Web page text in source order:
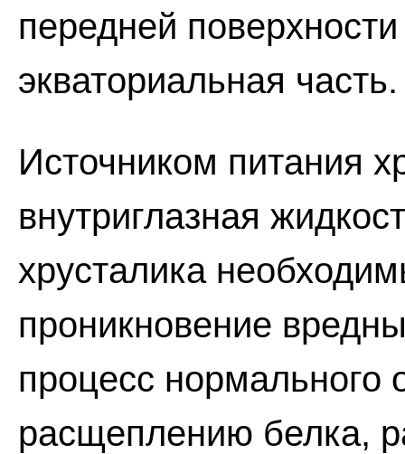
передней
экваториальная часть.
Источником питания
внутриглазная
хрусталика
проникновение
процесс нормального
расщеплению белка,